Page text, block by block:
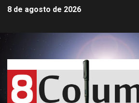
8 de agosto de 2026